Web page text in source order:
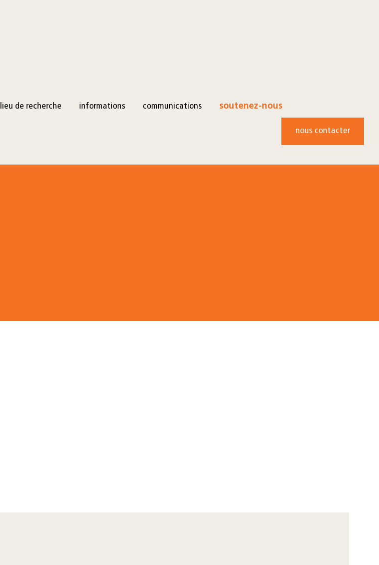
lieu de recherche informations communications soutenez-nous
nous contacter